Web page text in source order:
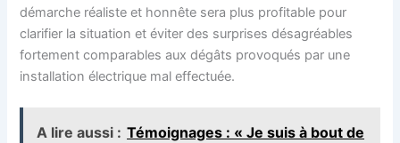
démarche réaliste et honnête sera plus profitable pour
clarifier la situation et éviter des surprises désagréables
fortement comparables aux dégâts provoqués par une
installation électrique mal effectuée.
A lire aussi : Témoignages : « Je suis à bout de